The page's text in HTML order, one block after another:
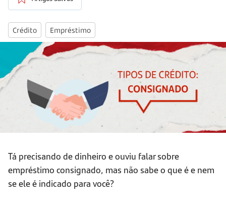
Crédito Empréstimo
Tá precisando de dinheiro e ouviu falar sobre
empréstimo consignado, mas não sabe o que é e nem
se ele é indicado para você?